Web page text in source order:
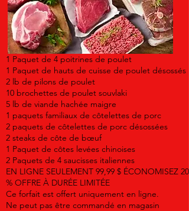
1 Paquet de 4 poitrines de poulet
1 Paquet de hauts de cuisse de poulet désossés
2 lb de pilons de poulet
10 brochettes de poulet souvlaki
5 lb de viande hachée maigre
1 paquets familiaux de côtelettes de porc
2 paquets de côtelettes de porc désossées
2 steaks de côte de bœuf
1 Paquet de côtes levées chinoises
2 Paquets de 4 saucisses italiennes
EN LIGNE SEULEMENT 99,99 $ ÉCONOMISEZ 20
% OFFRE À DURÉE LIMITÉE
Ce forfait est offert uniquement en ligne.
Ne peut pas être commandé en magasin